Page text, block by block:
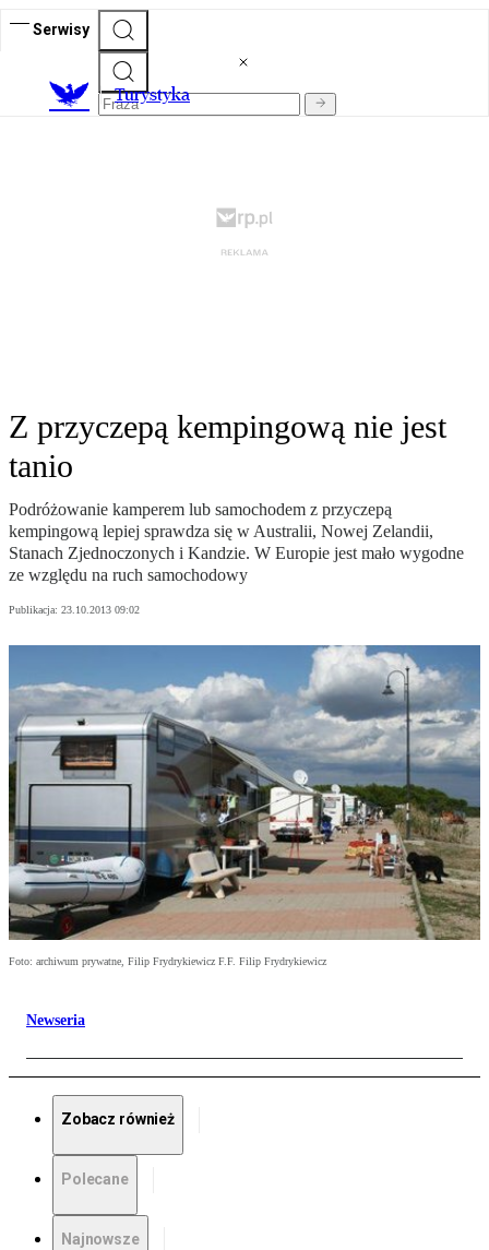
Serwisy
Turystyka
Z przyczepą kempingową nie jest
tanio
Podróżowanie kamperem lub samochodem z przyczepą
kempingową lepiej sprawdza się w Australii, Nowej Zelandii,
Stanach Zjednoczonych i Kandzie. W Europie jest mało wygodne
ze względu na ruch samochodowy
Publikacja: 23.10.2013 09:02
Foto: archiwum prywatne, Filip Frydrykiewicz F.F. Filip Frydrykiewicz
Newseria
Zobacz również
Polecane
Najnowsze